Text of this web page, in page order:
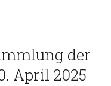
der
April 2025